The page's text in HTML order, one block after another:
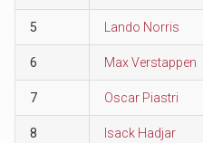
5 Lando Norris
6 Max Verstappen
7 Oscar Piastri
8 Isack Hadjar